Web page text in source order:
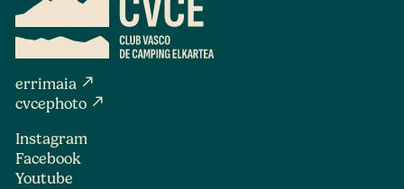
errimaia north_east
cvcephoto north_east
Instagram
Facebook
Youtube